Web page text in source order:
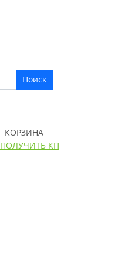
Поиск
КОРЗИНА
ПОЛУЧИТЬ КП